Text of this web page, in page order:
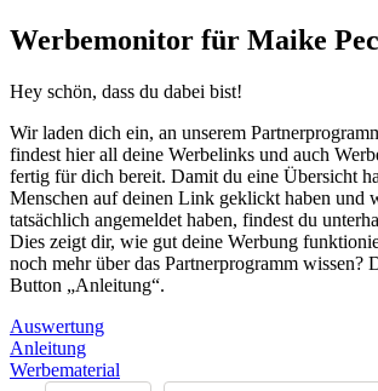
Werbemonitor für Maike
Hey schön, dass du dabei bist!
Wir laden dich ein, an unserem
findest hier all deine Werbelinks und auch
fertig für dich bereit. Damit du eine Übersicht
Menschen auf deinen Link geklickt haben und
tatsächlich angemeldet haben, findest du
Dies zeigt dir, wie gut deine Werbung
noch mehr über das Partnerprogramm wissen?
Button „Anleitung“.
Auswertung
Anleitung
Werbematerial